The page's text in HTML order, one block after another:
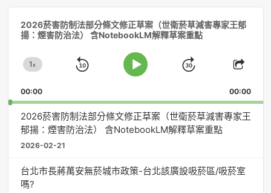
2026菸害防制法部分條文修正草案（世衛菸草減害專家王郁
揚：煙害防治法） 含NotebookLM解釋草案重點
Change
Rate
1x
Skip
Play
Jump
Forward
Share
00:00 00:00
2026菸害防制法部分條文修正草案（世衛菸草減害專家王
郁揚：煙害防治法） 含NotebookLM解釋草案重點
2026-02-21
台北市長蔣萬安無菸城市政策-台北該廣設吸菸區/吸菸室
嗎?